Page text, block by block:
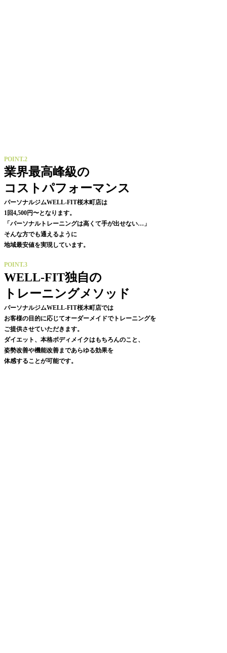
POINT.2
業界最高峰級の
コストパフォーマンス
パーソナルジムWELL-FIT桜木町店は
1回4,500円〜となります。
「パーソナルトレーニングは高くて手が出せない…」
そんな方でも通えるように
地域最安値を実現しています。
POINT.3
WELL-FIT独自の
トレーニングメソッド
パーソナルジムWELL-FIT桜木町店では
お客様の目的に応じてオーダーメイドでトレーニングを
ご提供させていただきます。
ダイエット、本格ボディメイクはもちろんのこと、
姿勢改善や機能改善まであらゆる効果を
体感することが可能です。